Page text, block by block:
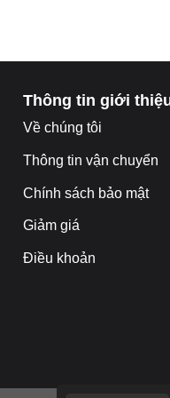
Thông tin giới
Về chúng tôi
Thông tin vận chuyển
Chính sách bảo mật
Giảm giá
Điều khoản